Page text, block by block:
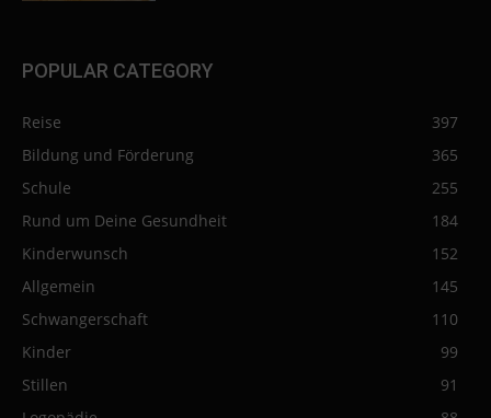
POPULAR CATEGORY
Reise
397
Bildung und Förderung
365
Schule
255
Rund um Deine Gesundheit
184
Kinderwunsch
152
Allgemein
145
Schwangerschaft
110
Kinder
99
Stillen
91